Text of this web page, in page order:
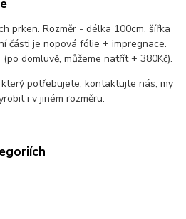
prken. Rozměr - délka 100cm, šířka
části je nopová fólie + impregnace.
domluvě, můžeme natřít + 380Kč).
potřebujete, kontaktujte nás, my
i v jiném rozměru.